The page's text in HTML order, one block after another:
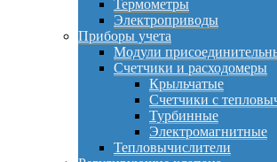
Термометры
Электроприводы
Приборы учета
Модули
Счетчики и расходомеры
Крыльчатые
Счетчики с
Турбинные
Электромагнитные
Тепловычислители